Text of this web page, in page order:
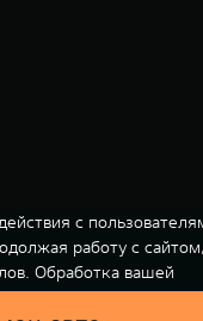
с
работу с
Обработка вашей
осуществляется в